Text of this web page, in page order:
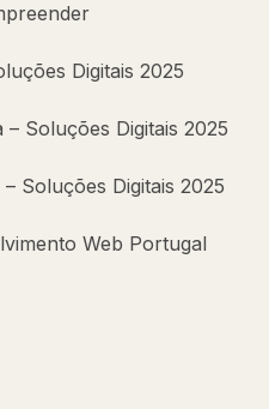
Digitais 2025
Soluções Digitais 2025
Soluções Digitais 2025
Web Portugal